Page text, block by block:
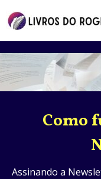
para
Como
Assinando a